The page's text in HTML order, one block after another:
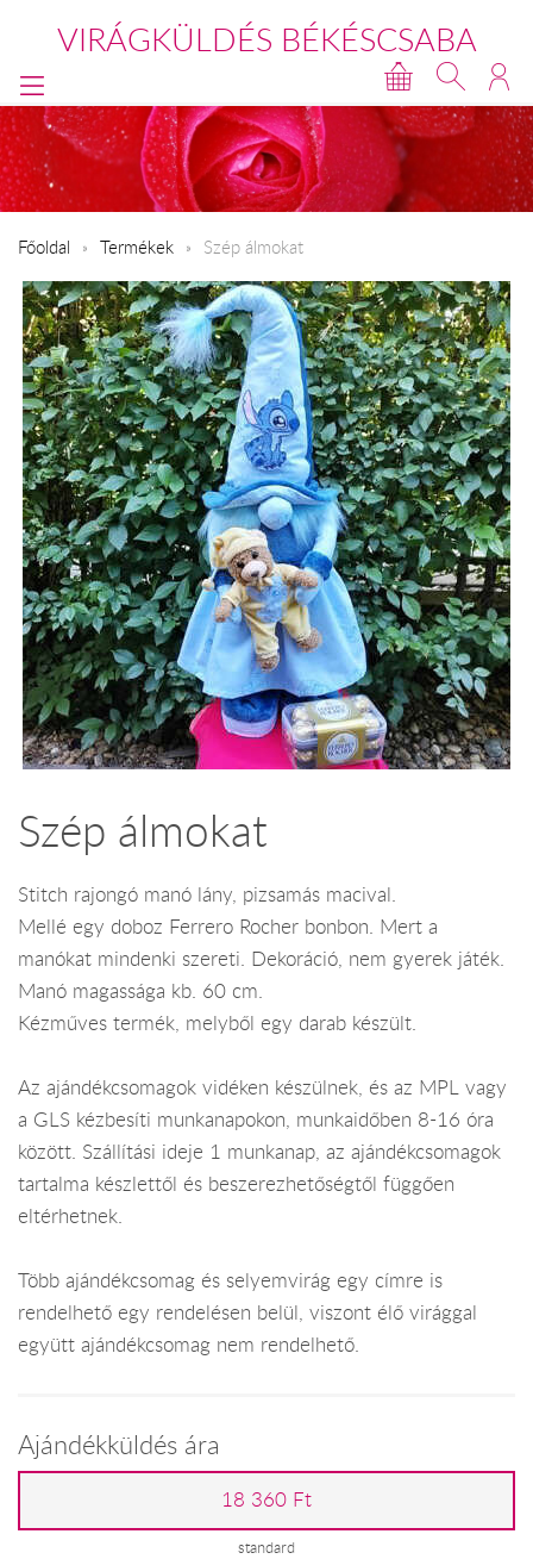
VIRÁGKÜLDÉS BÉKÉSCSABA
Főoldal Termékek Szép álmokat
Szép álmokat
Stitch rajongó manó lány, pizsamás macival.
Mellé egy doboz Ferrero Rocher bonbon. Mert a
manókat mindenki szereti. Dekoráció, nem gyerek játék.
Manó magassága kb. 60 cm.
Kézműves termék, melyből egy darab készült.
Az ajándékcsomagok vidéken készülnek, és az MPL vagy
a GLS kézbesíti munkanapokon, munkaidőben 8-16 óra
között. Szállítási ideje 1 munkanap, az ajándékcsomagok
tartalma készlettől és beszerezhetőségtől függően
eltérhetnek.
Több ajándékcsomag és selyemvirág egy címre is
rendelhető egy rendelésen belül, viszont élő virággal
együtt ajándékcsomag nem rendelhető.
Ajándékküldés ára
18 360 Ft
standard